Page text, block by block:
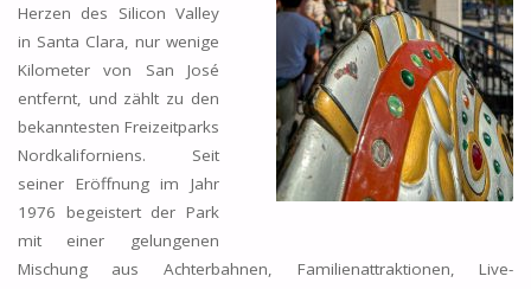
Herzen des Silicon Valley
in Santa Clara, nur wenige
Kilometer von San José
entfernt, und zählt zu den
bekanntesten Freizeitparks
Nordkaliforniens. Seit
seiner Eröffnung im Jahr
1976 begeistert der Park
mit einer gelungenen
Mischung aus Achterbahnen, Familienattraktionen, Live-